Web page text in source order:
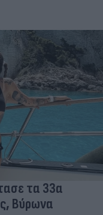
τα 33α
Βύρωνα